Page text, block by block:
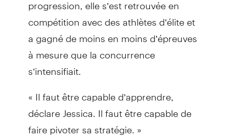
compétition avec des athlètes d’élite et
a gagné de moins en moins d’épreuves
à mesure que la concurrence
s’intensifiait.
« Il faut être capable d’apprendre,
déclare Jessica. Il faut être capable de
faire pivoter sa stratégie. »